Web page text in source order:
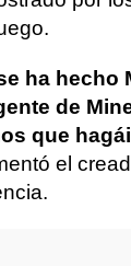
ha hecho
de
que
el